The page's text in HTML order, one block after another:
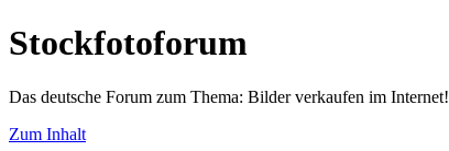
Stockfotoforum
Das deutsche Forum zum Thema: Bilder verkaufen im Internet!
Zum Inhalt